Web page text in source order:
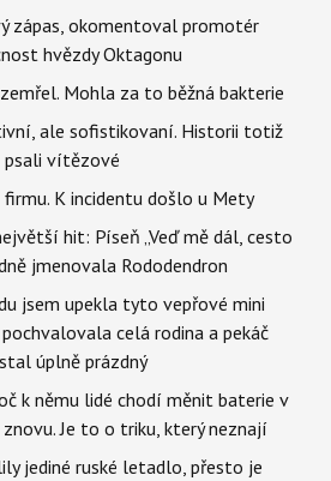
zápas, okomentoval promotér
hvězdy Oktagonu
Mohla za to běžná bakterie
ale sofistikovaní. Historii totiž
psali vítězové
K incidentu došlo u Mety
hit: Píseň „Veď mě dál, cesto
jmenovala Rododendron
jsem upekla tyto vepřové mini
celá rodina a pekáč
úplně prázdný
k němu lidé chodí měnit baterie v
Je to o triku, který neznají
jediné ruské letadlo, přesto je